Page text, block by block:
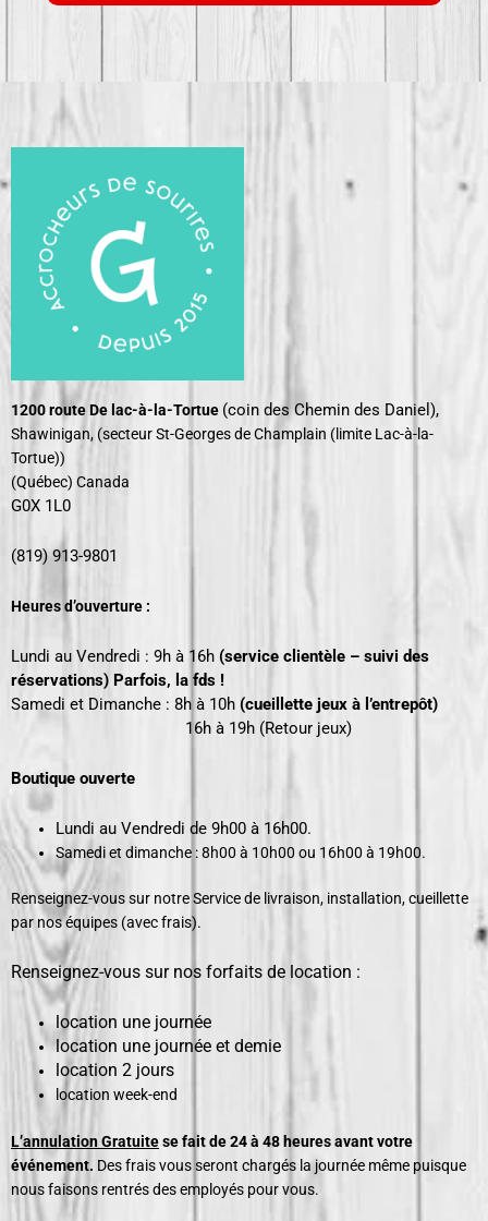
1200 route De lac-à-la-Tortue (coin des Chemin des Daniel),
Shawinigan, (secteur St-Georges de Champlain (limite Lac-à-la-
Tortue))
(Québec) Canada
G0X 1L0
(819) 913-9801
Heures d’ouverture :
Lundi au Vendredi : 9h à 16h (service clientèle – suivi des
réservations) Parfois, la fds !
Samedi et Dimanche : 8h à 10h (cueillette jeux à l’entrepôt)
16h à 19h (Retour jeux)
Boutique ouverte
Lundi au Vendredi de 9h00 à 16h00.
Samedi et dimanche : 8h00 à 10h00 ou 16h00 à 19h00.
Renseignez-vous sur notre Service de livraison, installation, cueillette
par nos équipes (avec frais).
Renseignez-vous sur nos forfaits de location :
location une journée
location une journée et demie
location 2 jours
location week-end
L’annulation Gratuitese fait de 24 à 48 heures avant votre
événement. Des frais vous seront chargés la journée même puisque
nous faisons rentrés des employés pour vous.